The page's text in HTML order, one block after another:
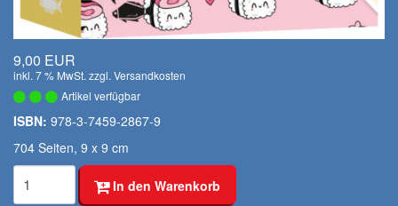
9,00 EUR
inkl. 7 % MwSt. zzgl. Versandkosten
Artikel verfügbar
ISBN: 978-3-7459-2867-9
704 Seiten, 9 x 9 cm
In den Warenkorb